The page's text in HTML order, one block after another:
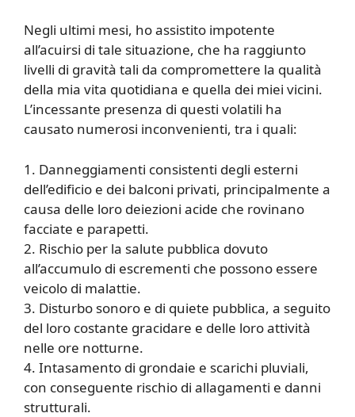
Negli ultimi mesi, ho assistito impotente
all’acuirsi di tale situazione, che ha raggiunto
livelli di gravità tali da compromettere la qualità
della mia vita quotidiana e quella dei miei vicini.
L’incessante presenza di questi volatili ha
causato numerosi inconvenienti, tra i quali:
1. Danneggiamenti consistenti degli esterni
dell’edificio e dei balconi privati, principalmente a
causa delle loro deiezioni acide che rovinano
facciate e parapetti.
2. Rischio per la salute pubblica dovuto
all’accumulo di escrementi che possono essere
veicolo di malattie.
3. Disturbo sonoro e di quiete pubblica, a seguito
del loro costante gracidare e delle loro attività
nelle ore notturne.
4. Intasamento di grondaie e scarichi pluviali,
con conseguente rischio di allagamenti e danni
strutturali.